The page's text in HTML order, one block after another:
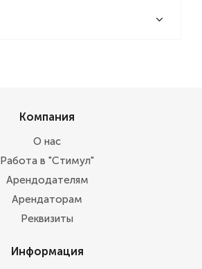
Компания
О нас
Работа в "Стимул"
Арендодателям
Арендаторам
Реквизиты
Информация